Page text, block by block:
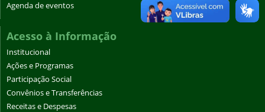
Agenda de eventos
Acesso à Informação
Institucional
Ações e Programas
Participação Social
Convênios e Transferências
Receitas e Despesas